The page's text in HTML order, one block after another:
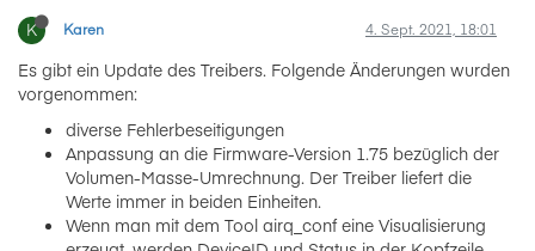
K Karen 4. Sept. 2021, 18:01
Es gibt ein Update des Treibers. Folgende Änderungen wurden
vorgenommen:
diverse Fehlerbeseitigungen
Anpassung an die Firmware-Version 1.75 bezüglich der
Volumen-Masse-Umrechnung. Der Treiber liefert die
Werte immer in beiden Einheiten.
Wenn man mit dem Tool airq_conf eine Visualisierung